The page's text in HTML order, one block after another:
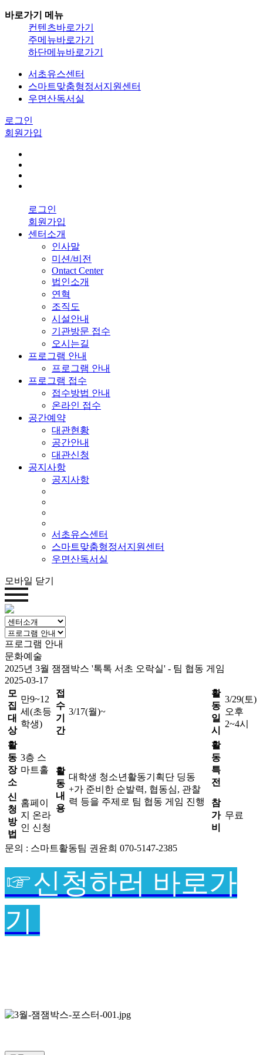
바로가기 메뉴
컨텐츠바로가기
주메뉴바로가기
하단메뉴바로가기
서초유스센터
스마트맞춤형정서지원센터
우면산독서실
로그인
회원가입
로그인
회원가입
센터소개
인사말
미션/비전
Ontact Center
법인소개
연혁
조직도
시설안내
기관방문 접수
오시는길
프로그램 안내
프로그램 안내
프로그램 접수
접수방법 안내
온라인 접수
공간예약
대관현황
공간안내
대관신청
공지사항
공지사항
서초유스센터
스마트맞춤형정서지원센터
우면산독서실
모바일 닫기
프로그램 안내
문화예술
2025년 3월 잼잼박스 '톡톡 서초 오락실' - 팀 협동 게임
2025-03-17
모
집
대
상
만9~12
세(초등
학생)
접
수
기
간
3/17(월)~
활
동
일
시
3/29(토)
오후
2~4시
활
동
장
소
3층 스
마트홀
활
동
내
용
대학생 청소년활동기획단 딩동
+가 준비한 순발력, 협동심, 관찰
력 등을 주제로 팀 협동 게임 진행
활
동
특
전
신
청
방
법
홈페이
지 온라
인 신청
참
가
비
무료
문의 : 스마트활동팀 권윤희 070-5147-2385
☞신청하러 바로가
기